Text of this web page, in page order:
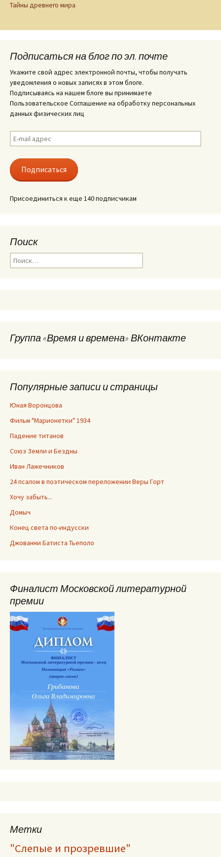
Тайны древнего мира
Подписаться на блог по эл. почте
Укажите свой адрес электронной почты, чтобы получать
уведомления о новых записях в этом блоге.
Подписываясь на нашем блоге вы принимаете
Пользовательское Соглашение на обработку персональных
данных физических лиц
E-
mail
Подписаться
Присоединиться к еще 140 подписчикам
Поиск
Найти:
Группа «Время и времена» ВКонтакте
Популярные записи и страницы
Юная Воронцова
Фильм "Марионетки" 1934
Падение титанов
Союз Земли и Бездны
Иван Лажечников
24 псалом в поэтическом переложении Веры Горт
Хочу забыть...
Домыч
Конец света по-индусски
Джованни Батиста Тьеполо
Финалист Московской литературной
премии
Метки
"Слепые и прозревшие"